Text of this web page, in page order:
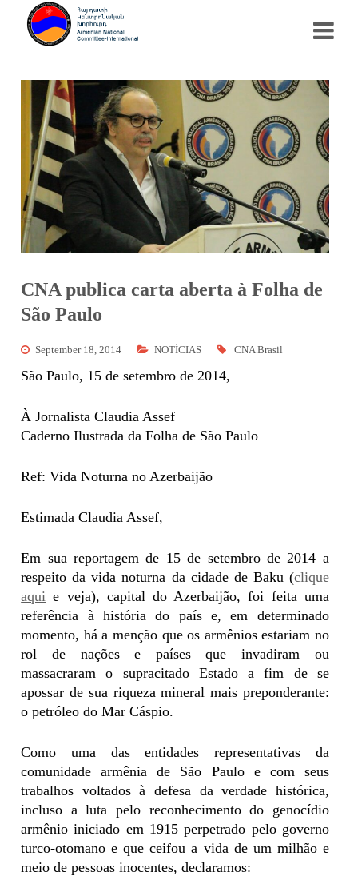
CNA publica carta aberta à Folha de
São Paulo
September 18, 2014 NOTÍCIAS CNA Brasil
São Paulo, 15 de setembro de 2014,
À Jornalista Claudia Assef
Caderno Ilustrada da Folha de São Paulo
Ref: Vida Noturna no Azerbaijão
Estimada Claudia Assef,
Em sua reportagem de 15 de setembro de 2014 a
respeito da vida noturna da cidade de Baku (clique
aqui e veja), capital do Azerbaijão, foi feita uma
referência à história do país e, em determinado
momento, há a menção que os armênios estariam no
rol de nações e países que invadiram ou
massacraram o supracitado Estado a fim de se
apossar de sua riqueza mineral mais preponderante:
o petróleo do Mar Cáspio.
Como uma das entidades representativas da
comunidade armênia de São Paulo e com seus
trabalhos voltados à defesa da verdade histórica,
incluso a luta pelo reconhecimento do genocídio
armênio iniciado em 1915 perpetrado pelo governo
turco-otomano e que ceifou a vida de um milhão e
meio de pessoas inocentes, declaramos: